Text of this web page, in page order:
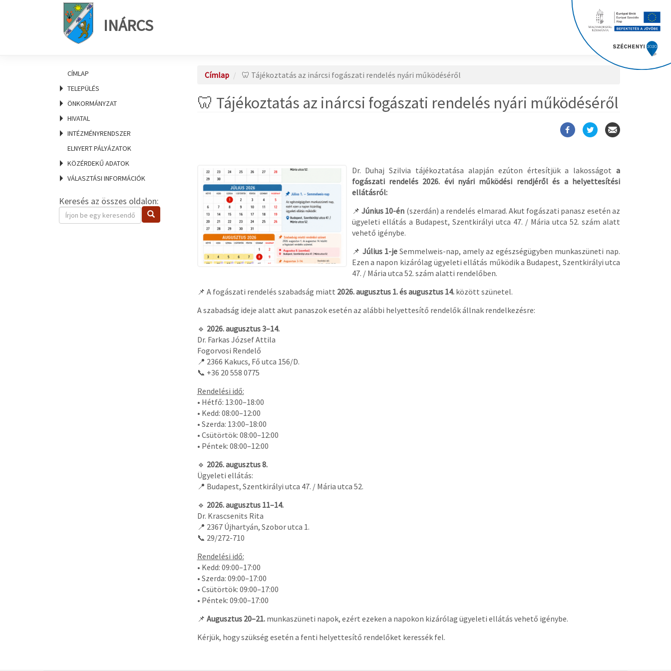
INÁRCS
CÍMLAP
TELEPÜLÉS
ÖNKORMÁNYZAT
HIVATAL
INTÉZMÉNYRENDSZER
ELNYERT PÁLYÁZATOK
KÖZÉRDEKŰ ADATOK
VÁLASZTÁSI INFORMÁCIÓK
Keresés az összes oldalon:
Keresendő
kifejezés
Keresés
Címlap 🦷 Tájékoztatás az inárcsi fogászati rendelés nyári működéséről
🦷 Tájékoztatás az inárcsi fogászati rendelés nyári működéséről
Dr. Duhaj Szilvia tájékoztatása alapján ezúton értesítjük a lakosságot a
fogászati rendelés 2026. évi nyári működési rendjéről és a helyettesítési
ellátásról:
📌Június 10-én (szerdán) a rendelés elmarad. Akut fogászati panasz esetén az
ügyeleti ellátás a Budapest, Szentkirályi utca 47. / Mária utca 52. szám alatt
vehető igénybe.
📌 Július 1-jeSemmelweis-nap, amely az egészségügyben munkaszüneti nap.
Ezen a napon kizárólag ügyeleti ellátás működik a Budapest, Szentkirályi utca
47. / Mária utca 52. szám alatti rendelőben.
📌 A fogászati rendelés szabadság miatt 2026. augusztus 1. és augusztus 14.között szünetel.
A szabadság ideje alatt akut panaszok esetén az alábbi helyettesítő rendelők állnak rendelkezésre:
🔹 2026. augusztus 3–14.
Dr. Farkas József Attila
Fogorvosi Rendelő
📍 2366 Kakucs, Fő utca 156/D.
📞 +36 20 558 0775
Rendelési idő:
• Hétfő: 13:00–18:00
• Kedd: 08:00–12:00
• Szerda: 13:00–18:00
• Csütörtök: 08:00–12:00
• Péntek: 08:00–12:00
🔹 2026. augusztus 8.
Ügyeleti ellátás:
📍 Budapest, Szentkirályi utca 47. / Mária utca 52.
🔹 2026. augusztus 11–14.
Dr. Krascsenits Rita
📍 2367 Újhartyán, Szobor utca 1.
📞 29/272-710
Rendelési idő:
• Kedd: 09:00–17:00
• Szerda: 09:00–17:00
• Csütörtök: 09:00–17:00
• Péntek: 09:00–17:00
📌 Augusztus 20–21.munkaszüneti napok, ezért ezeken a napokon kizárólag ügyeleti ellátás vehető igénybe.
Kérjük, hogy szükség esetén a fenti helyettesítő rendelőket keressék fel.